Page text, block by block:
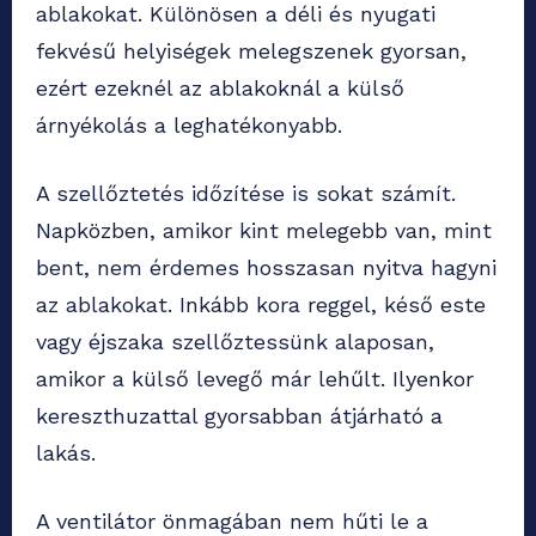
ablakokat. Különösen a déli és nyugati
fekvésű helyiségek melegszenek gyorsan,
ezért ezeknél az ablakoknál a külső
árnyékolás a leghatékonyabb.
A szellőztetés időzítése is sokat számít.
Napközben, amikor kint melegebb van, mint
bent, nem érdemes hosszasan nyitva hagyni
az ablakokat. Inkább kora reggel, késő este
vagy éjszaka szellőztessünk alaposan,
amikor a külső levegő már lehűlt. Ilyenkor
kereszthuzattal gyorsabban átjárható a
lakás.
A ventilátor önmagában nem hűti le a